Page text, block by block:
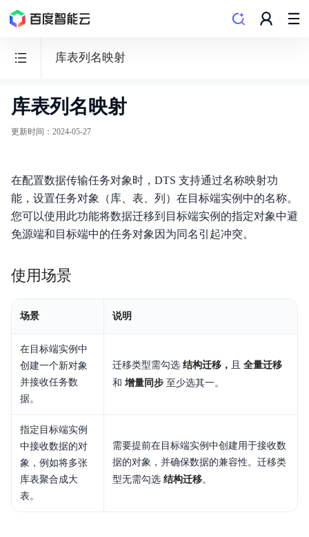
库表列名映射
数
据
服
务
DTS
快速入门
准备工作
产品计费
数据迁移
数据校验
库表列名映射
更新时间 ： 2024-05-27
在配置数据传输任务对象时，DTS 支持通过名称映射功
能，设置任务对象（库、表、列）在目标端实例中的名称。
您可以使用此功能将数据迁移到目标端实例的指定对象中避
免源端和目标端中的任务对象因为同名引起冲突。
使用场景
场景 说明
在目标端实例中
创建一个新对象
并接收任务数
据。
迁移类型需勾选 结构迁移， 且 全量迁移
和 增量同步 至少选其一。
指定目标端实例
中接收数据的对
象，例如将多张
库表聚合成大
表。
需要提前在目标端实例中创建用于接收数
据的对象，并确保数据的兼容性。迁移类
型无需勾选 结构迁移。